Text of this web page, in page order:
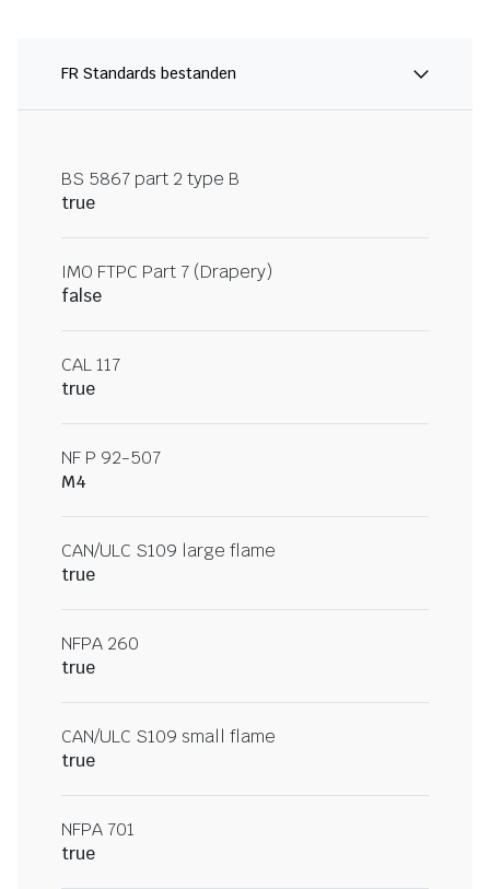
FR Standards bestanden
BS 5867 part 2 type B
true
IMO FTPC Part 7 (Drapery)
false
CAL 117
true
NF P 92-507
M4
CAN/ULC S109 large flame
true
NFPA 260
true
CAN/ULC S109 small flame
true
NFPA 701
true